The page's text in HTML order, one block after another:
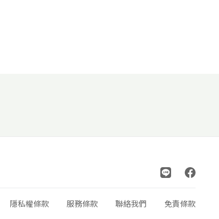
隱私權條款 服務條款 聯絡我們 免責條款